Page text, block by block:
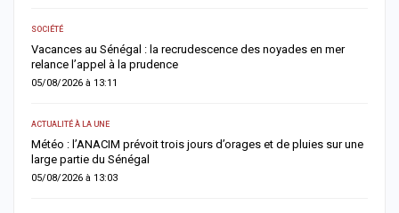
SOCIÉTÉ
Vacances au Sénégal : la recrudescence des noyades en mer
relance l’appel à la prudence
05/08/2026 à 13:11
ACTUALITÉ À LA UNE
Météo : l’ANACIM prévoit trois jours d’orages et de pluies sur une
large partie du Sénégal
05/08/2026 à 13:03